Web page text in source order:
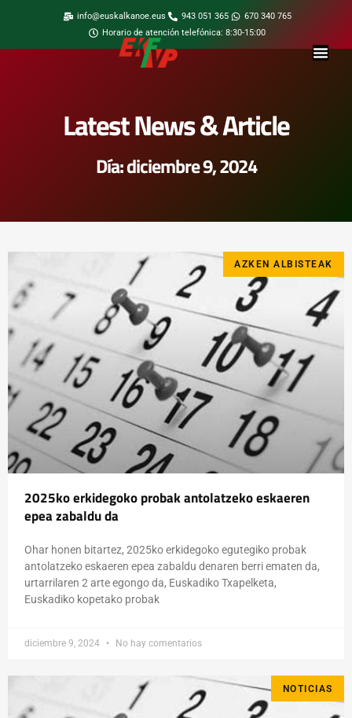
info@euskalkanoe.eus 943 051 365
670 340 765
Horario de atención telefónica: 8:30-15:00
Latest News & Article
Día: diciembre 9, 2024
AZKEN ALBISTEAK
2025ko erkidegoko probak antolatzeko eskaeren
epea zabaldu da
Ohar honen bitartez, 2025ko erkidegoko egutegiko probak
antolatzeko eskaeren epea zabaldu denaren berri ematen da,
urtarrilaren 2 arte egongo da, Euskadiko Txapelketa,
Euskadiko kopetako probak
diciembre 9, 2024 No hay comentarios
NOTICIAS